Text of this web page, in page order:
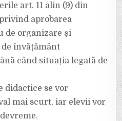
art. 11 alin (9) din
aprobarea
de organizare și
învățământ
când situația legată de
didactice se vor
mai scurt, iar elevii vor